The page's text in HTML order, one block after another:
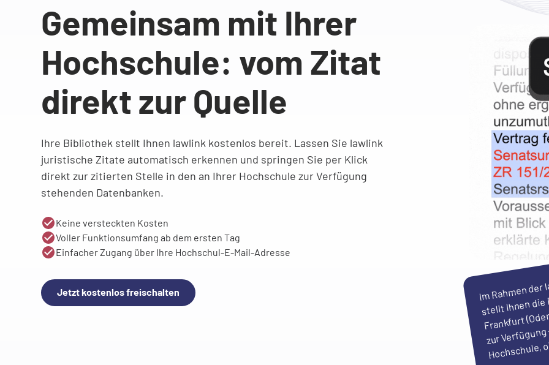
Gemeinsam mit Ihrer
Hochschule: vom Zitat
direkt zur Quelle
Ihre Bibliothek stellt Ihnen lawlink kostenlos bereit. Lassen Sie lawlink
juristische Zitate automatisch erkennen und springen Sie per Klick
direkt zur zitierten Stelle in den an Ihrer Hochschule zur Verfügung
stehenden Datenbanken.
Keine versteckten Kosten
Voller Funktionsumfang ab dem ersten Tag
Einfacher Zugang über Ihre Hochschul-E-Mail-Adresse
Jetzt kostenlos freischalten m
men der
stellt Ihnen
Frankfurt
zur
Hochschule,